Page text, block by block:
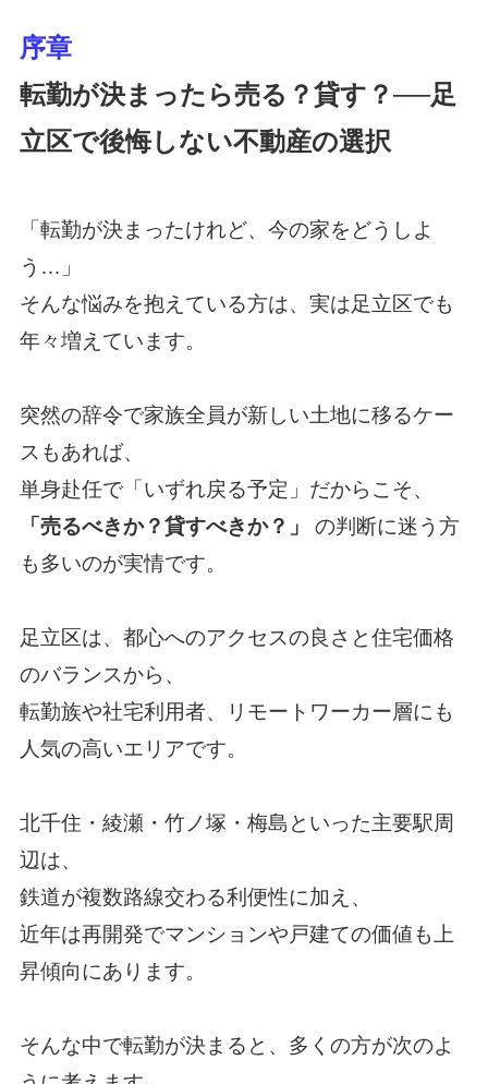
序章
転勤が決まったら売る？貸す？──足
立区で後悔しない不動産の選択
「転勤が決まったけれど、今の家をどうしよ
う…」
そんな悩みを抱えている方は、実は足立区でも
年々増えています。
突然の辞令で家族全員が新しい土地に移るケー
スもあれば、
単身赴任で「いずれ戻る予定」だからこそ、
「売るべきか？貸すべきか？」
の判断に迷う方
も多いのが実情です。
足立区は、都心へのアクセスの良さと住宅価格
のバランスから、
転勤族や社宅利用者、リモートワーカー層にも
人気の高いエリアです。
北千住・綾瀬・竹ノ塚・梅島といった主要駅周
辺は、
鉄道が複数路線交わる利便性に加え、
近年は再開発でマンションや戸建ての価値も上
昇傾向にあります。
そんな中で転勤が決まると、多くの方が次のよ